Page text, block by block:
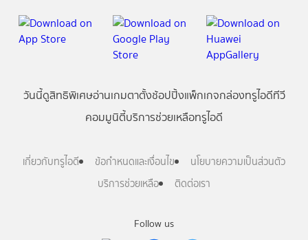
Follow us
วันนี้ดูสิทธิพิเศษอ่านเกมตาตั้งช้อปปิ้งแพ็กเกจกล่องทรูไอดีทีวี
คอมมูนิตี้บริการช่วยเหลือทรูไอดี
เกี่ยวกับทรูไอดี ข้อกำหนดและเงื่อนไข
นโยบายความเป็นส่วนตัว
บริการช่วยเหลือ
ติดต่อเรา